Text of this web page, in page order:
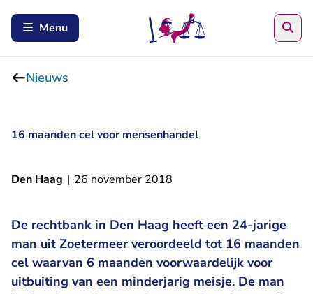
Menu
Nieuws
16 maanden cel voor mensenhandel
Den Haag | 26 november 2018
De rechtbank in Den Haag heeft een 24-jarige
man uit Zoetermeer veroordeeld tot 16 maanden
cel waarvan 6 maanden voorwaardelijk voor
uitbuiting van een minderjarig meisje. De man